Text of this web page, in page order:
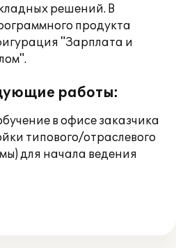
решений. В
продукта
"Зарплата и
работы:
в офисе заказчика
типового/отраслевого
для начала ведения